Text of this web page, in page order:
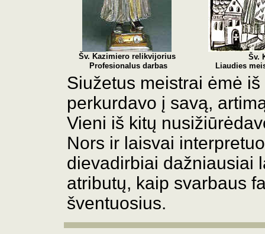
Šv. Kazimiero relikvijorius
Profesionalus darbas
Šv.
Liaudies
Siužetus meistrai ėmė
perkurdavo į savą,
Vieni iš kitų
Nors ir laisvai
dievadirbiai dažniausiai
atributų, kaip svarbaus
šventuosius.